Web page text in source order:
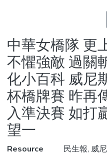
Statistics
中華女橋隊 更
不懼強敵 過關
化小百科 威尼
杯橋牌賽 昨再
入準決賽 如打
望一
Resource
民生報, 威